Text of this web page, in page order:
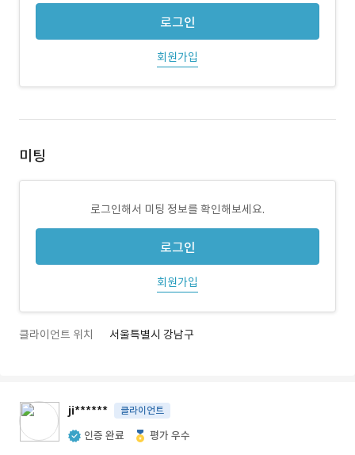
로그인
회원가입
미팅
로그인해서 미팅 정보를 확인해보세요.
로그인
회원가입
클라이언트 위치 서울특별시 강남구
ji****** 클라이언트
인증 완료 평가 우수